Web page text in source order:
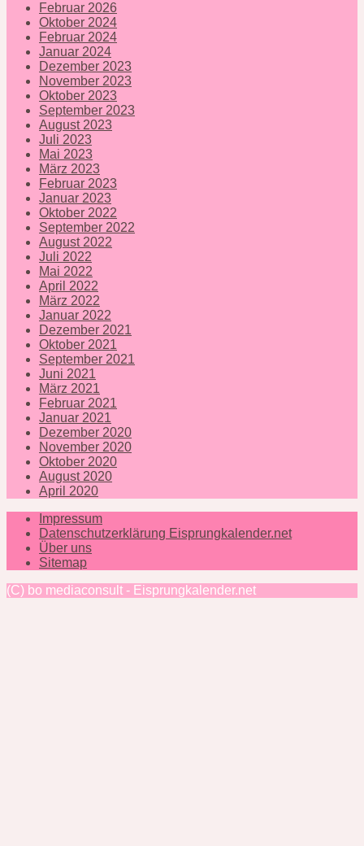
Februar 2026
Oktober 2024
Februar 2024
Januar 2024
Dezember 2023
November 2023
Oktober 2023
September 2023
August 2023
Juli 2023
Mai 2023
März 2023
Februar 2023
Januar 2023
Oktober 2022
September 2022
August 2022
Juli 2022
Mai 2022
April 2022
März 2022
Januar 2022
Dezember 2021
Oktober 2021
September 2021
Juni 2021
März 2021
Februar 2021
Januar 2021
Dezember 2020
November 2020
Oktober 2020
August 2020
April 2020
Impressum
Datenschutzerklärung Eisprungkalender.net
Über uns
Sitemap
(C) bo mediaconsult - Eisprungkalender.net